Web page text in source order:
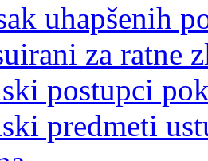
uhapšenih
za ratne
postupci
predmeti